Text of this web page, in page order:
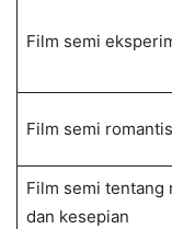
Film semi
Film semi
Film semi tentang
dan kesepian